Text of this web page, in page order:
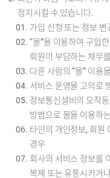
정지시킬 수 있습니다.
가입 신청 또는 정보
“몰”을 이용하여 구입
회원이 부담하는 채무
다른 사람의 “몰” 이용
서비스 운영을 고의로
정보통신설비의 오작
방법으로 몰을 이용하
타인의 개인정보, 회원
경우
회사의 서비스 정보를
복제 또는 유통시키거